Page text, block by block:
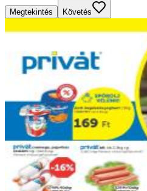
Megtekintés Követés